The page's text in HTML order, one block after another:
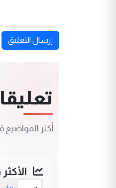
إرسال التعليق
أكثر المواضيع